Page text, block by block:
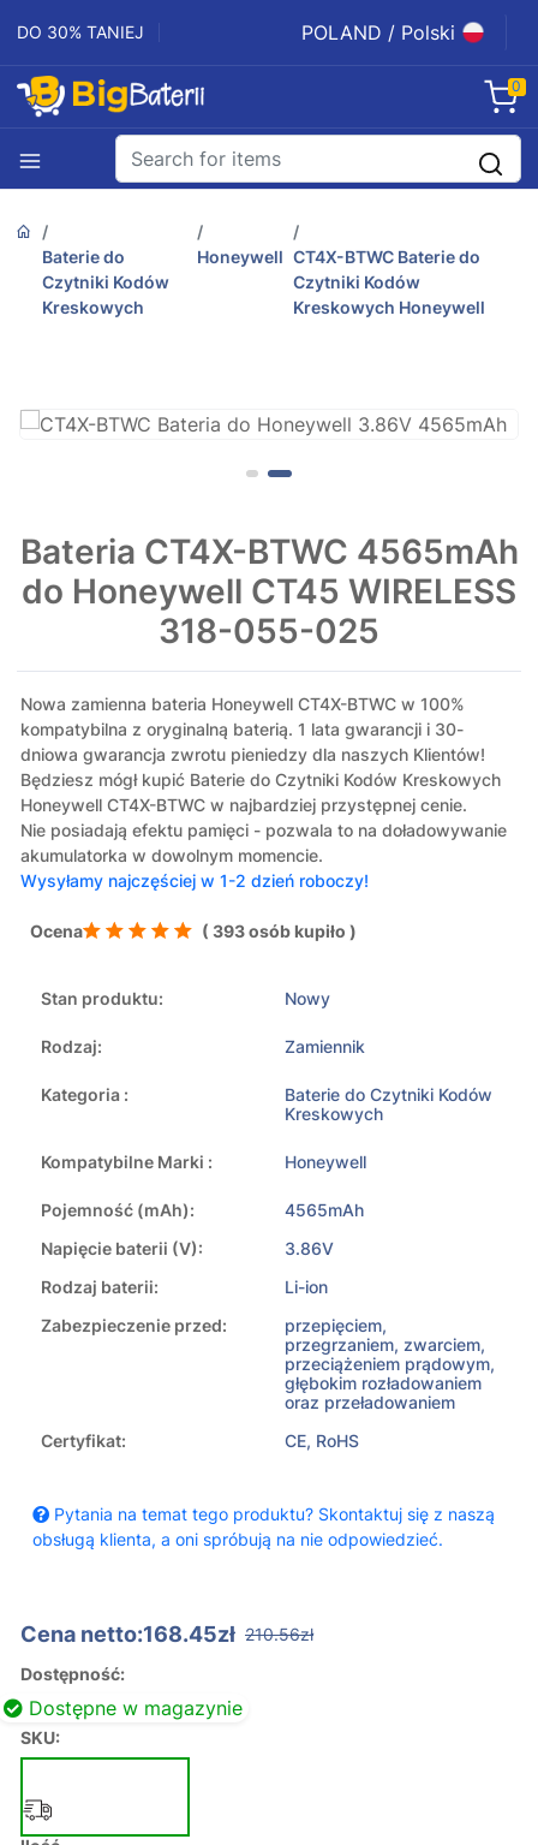
DO 30% TANIEJ POLAND / Polski
0
Baterie do
Czytniki Kodów
Kreskowych
Honeywell CT4X-BTWC Baterie do
Czytniki Kodów
Kreskowych Honeywell
Bateria CT4X-BTWC 4565mAh
do Honeywell CT45 WIRELESS
318-055-025
Nowa zamienna bateria Honeywell CT4X-BTWC w 100%
kompatybilna z oryginalną baterią. 1 lata gwarancji i 30-
dniowa gwarancja zwrotu pieniedzy dla naszych Klientów!
Będziesz mógł kupić Baterie do Czytniki Kodów Kreskowych
Honeywell CT4X-BTWC w najbardziej przystępnej cenie.
Nie posiadają efektu pamięci - pozwala to na doładowywanie
akumulatorka w dowolnym momencie.
Wysyłamy najczęściej w 1-2 dzień roboczy!
Ocena ( 393 osób kupiło )
Stan produktu: Nowy
Rodzaj: Zamiennik
Kategoria :
Baterie do Czytniki Kodów
Kreskowych
Kompatybilne Marki : Honeywell
Pojemność (mAh):
4565mAh
Napięcie baterii (V):
3.86V
Rodzaj baterii:
Li-ion
Zabezpieczenie przed:
przepięciem,
przegrzaniem, zwarciem,
przeciążeniem prądowym,
głębokim rozładowaniem
oraz przeładowaniem
Certyfikat:
CE, RoHS
Pytania na temat tego produktu? Skontaktuj się z naszą
obsługą klienta, a oni spróbują na nie odpowiedzieć.
Cena netto:168.45zł 210.56zł
Dostępność:
Dostępne w magazynie
SKU: